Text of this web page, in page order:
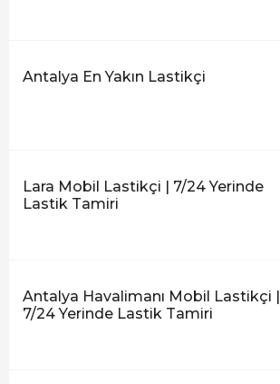
Antalya En Yakın Lastikçi
Lara Mobil Lastikçi | 7/24 Yerinde
Lastik Tamiri
Antalya Havalimanı Mobil Lastikçi |
7/24 Yerinde Lastik Tamiri